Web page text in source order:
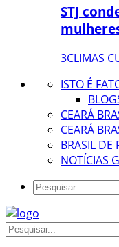
STJ
3CLIMAS
ISTO É
CEARÁ
CEARÁ
BRASIL DE
NOTÍCIAS